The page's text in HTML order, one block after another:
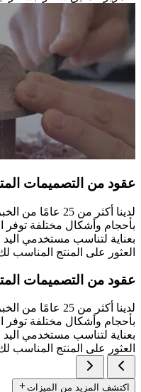
عقود من التصميمات
لدينا أكثر من
بأحجام وأشكال مختلفة توفر
بعناية لتناسب مستخدمي
العثور على المنتج المناسب
عقود من التصميمات
لدينا أكثر من
بأحجام وأشكال مختلفة توفر
بعناية لتناسب مستخدمي
العثور على المنتج المناسب
اكتشف المزيد من الميزات